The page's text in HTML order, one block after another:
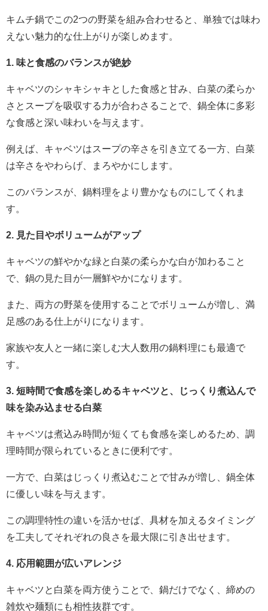
キムチ鍋でこの2つの野菜を組み合わせると、単独では味わ
えない魅力的な仕上がりが楽しめます。
1. 味と食感のバランスが絶妙
キャベツのシャキシャキとした食感と甘み、白菜の柔らか
さとスープを吸収する力が合わさることで、鍋全体に多彩
な食感と深い味わいを与えます。
例えば、キャベツはスープの辛さを引き立てる一方、白菜
は辛さをやわらげ、まろやかにします。
このバランスが、鍋料理をより豊かなものにしてくれま
す。
2. 見た目やボリュームがアップ
キャベツの鮮やかな緑と白菜の柔らかな白が加わること
で、鍋の見た目が一層鮮やかになります。
また、両方の野菜を使用することでボリュームが増し、満
足感のある仕上がりになります。
家族や友人と一緒に楽しむ大人数用の鍋料理にも最適で
す。
3. 短時間で食感を楽しめるキャベツと、じっくり煮込んで
味を染み込ませる白菜
キャベツは煮込み時間が短くても食感を楽しめるため、調
理時間が限られているときに便利です。
一方で、白菜はじっくり煮込むことで甘みが増し、鍋全体
に優しい味を与えます。
この調理特性の違いを活かせば、具材を加えるタイミング
を工夫してそれぞれの良さを最大限に引き出せます。
4. 応用範囲が広いアレンジ
キャベツと白菜を両方使うことで、鍋だけでなく、締めの
雑炊や麺類にも相性抜群です。